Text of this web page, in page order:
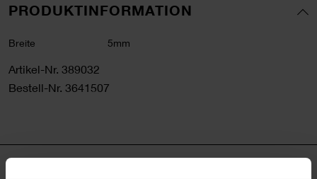
PRODUKTINFORMATION
Breite 5mm
Artikel-Nr. 389032
Bestell-Nr. 3641507